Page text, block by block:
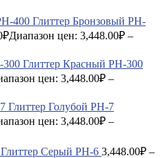
Глиттер Бронзовый PH-
₽Диапазон цен: 3,448.00₽ –
Глиттер Красный PH-300
цен: 3,448.00₽ –
Глиттер Голубой PH-7
цен: 3,448.00₽ –
Глиттер Серый PH-6 3,448.00₽ –